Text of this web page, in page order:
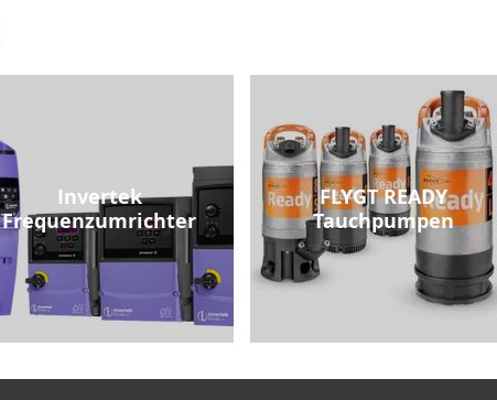
Invertek
Frequenzumrichter
FLYGT READY
Tauchpumpen